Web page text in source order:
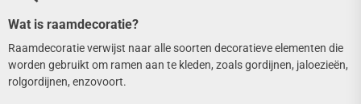
Wat is raamdecoratie?
Raamdecoratie verwijst naar alle soorten decoratieve elementen die
worden gebruikt om ramen aan te kleden, zoals gordijnen, jaloezieën,
rolgordijnen, enzovoort.